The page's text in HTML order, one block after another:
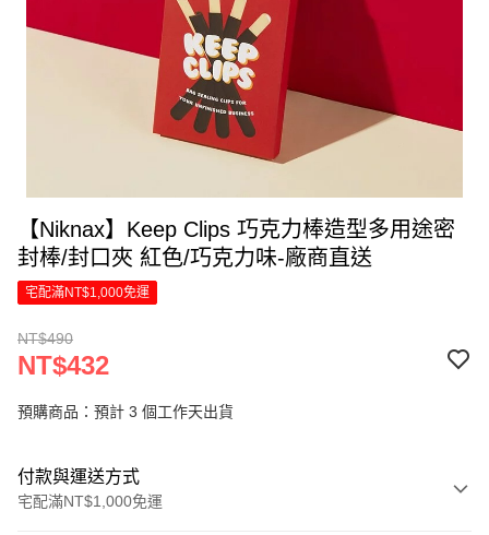
【Niknax】Keep Clips 巧克力棒造型多用途密
封棒/封口夾 紅色/巧克力味-廠商直送
宅配滿NT$1,000免運
NT$490
NT$432
預購商品：預計 3 個工作天出貨
付款與運送方式
宅配滿NT$1,000免運